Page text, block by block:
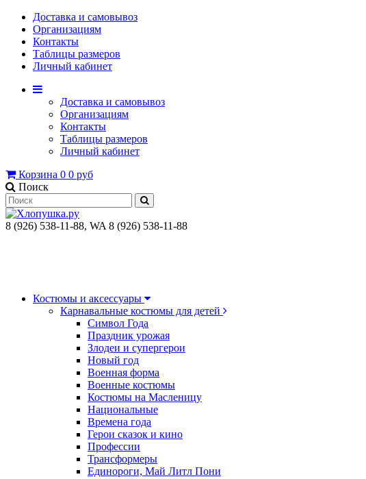
Доставка и самовывоз
Организациям
Контакты
Таблицы размеров
Личный кабинет
Доставка и самовывоз
Организациям
Контакты
Таблицы размеров
Личный кабинет
Корзина 0 0 руб
Поиск
8 (926) 538-11-88, WA 8 (926) 538-11-88
Костюмы и аксессуары
Карнавальные костюмы для детей
Символ Года
Праздник урожая
Злодеи и супергерои
Новый год
Военная форма
Военные костюмы
Костюмы на Масленицу
Национальные
Времена года
Герои сказок и кино
Профессии
Трансформеры
Единороги, Май Литл Пони